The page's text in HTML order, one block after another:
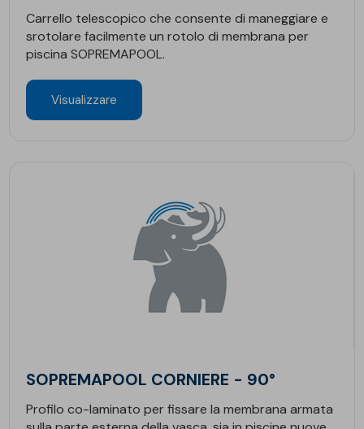
Carrello telescopico che consente di maneggiare e
srotolare facilmente un rotolo di membrana per
piscina SOPREMAPOOL.
Visualizzare
SOPREMAPOOL CORNIERE - 90°
Profilo co-laminato per fissare la membrana armata